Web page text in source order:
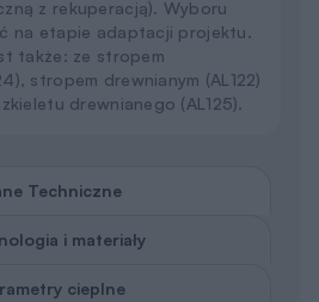
z rekuperacją). Wyboru
na etapie adaptacji projektu.
także: ze stropem
stropem drewnianym (AL122)
drewnianego (AL125).
Techniczne
i materiały
cieplne